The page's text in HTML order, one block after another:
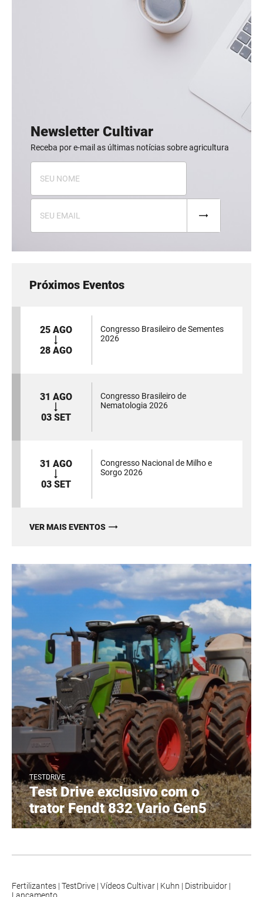
Newsletter Cultivar
Receba por e-mail as últimas notícias sobre agricultura
Próximos Eventos
25 AGO
28 AGO
Congresso Brasileiro de Sementes
2026
31 AGO
03 SET
Congresso Brasileiro de
Nematologia 2026
31 AGO
03 SET
Congresso Nacional de Milho e
Sorgo 2026
VER MAIS EVENTOS
TESTDRIVE
Test Drive exclusivo com o
trator Fendt 832 Vario Gen5
Fertilizantes | TestDrive | Vídeos Cultivar | Kuhn | Distribuidor |